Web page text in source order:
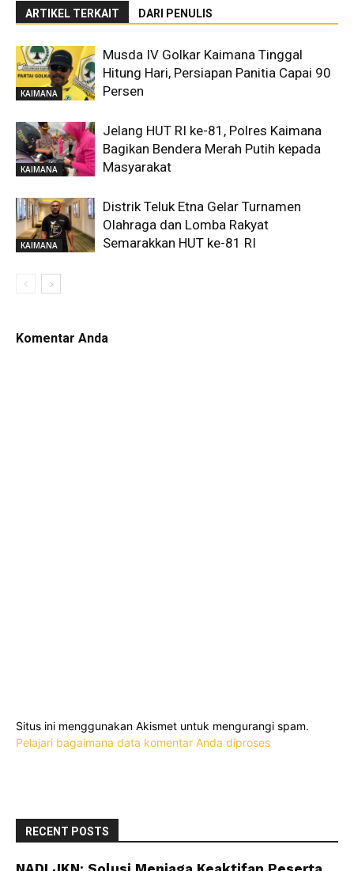
ARTIKEL TERKAIT DARI PENULIS
KAIMANA
Musda IV Golkar Kaimana Tinggal
Hitung Hari, Persiapan Panitia Capai 90
Persen
KAIMANA
Jelang HUT RI ke-81, Polres Kaimana
Bagikan Bendera Merah Putih kepada
Masyarakat
KAIMANA
Distrik Teluk Etna Gelar Turnamen
Olahraga dan Lomba Rakyat
Semarakkan HUT ke-81 RI
Komentar Anda
Situs ini menggunakan Akismet untuk mengurangi spam.
Pelajari bagaimana data komentar Anda diproses
RECENT POSTS